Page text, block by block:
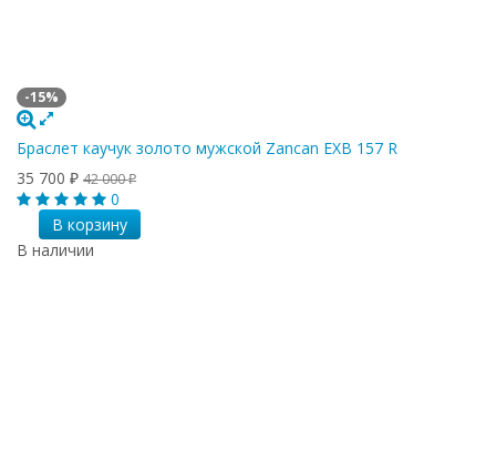
-15%
Браслет каучук золото мужской Zancan EXB 157 R
35 700 ₽ 42 000₽
0
В корзину
В наличии